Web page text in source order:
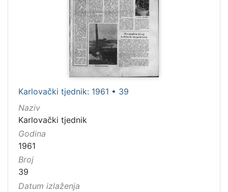
Karlovački tjednik: 1961 • 39
Naziv
Karlovački tjednik
Godina
1961
Broj
39
Datum izlaženja